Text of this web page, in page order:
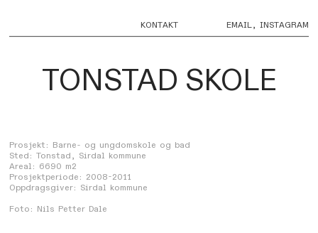
KONTAKT EMAIL, INSTAGRAM
TONSTAD SKOLE
Prosjekt: Barne- og ungdomskole og bad
Sted: Tonstad, Sirdal kommune
Areal: 6690 m2
Prosjektperiode: 2008-2011
Oppdragsgiver: Sirdal kommune
Foto: Nils Petter Dale